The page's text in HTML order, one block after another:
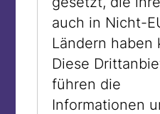
Fernsehsendungen
Zeitungen und
Popularität. 1967
Time Magazins.
auch in Nicht-
Ländern haben
Diese
führen die
Informationen